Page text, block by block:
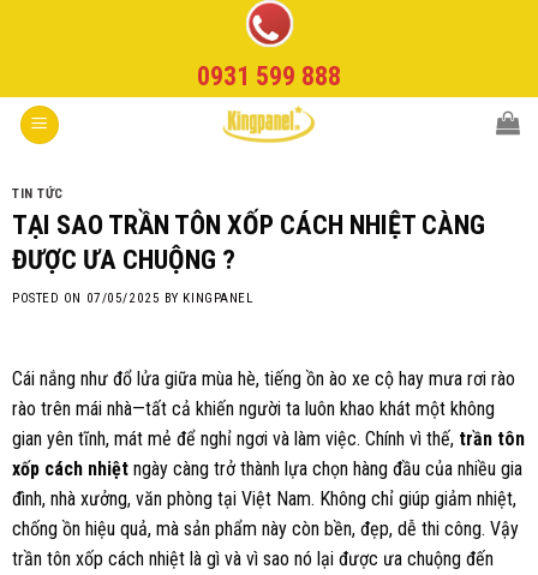
0931 599 888
TIN TỨC
TẠI SAO TRẦN TÔN XỐP CÁCH NHIỆT CÀNG
ĐƯỢC ƯA CHUỘNG ?
POSTED ON 07/05/2025 BY KINGPANEL
Cái nắng như đổ lửa giữa mùa hè, tiếng ồn ào xe cộ hay mưa rơi rào
rào trên mái nhà—tất cả khiến người ta luôn khao khát một không
gian yên tĩnh, mát mẻ để nghỉ ngơi và làm việc. Chính vì thế, trần tôn
xốp cách nhiệt ngày càng trở thành lựa chọn hàng đầu của nhiều gia
đình, nhà xưởng, văn phòng tại Việt Nam. Không chỉ giúp giảm nhiệt,
chống ồn hiệu quả, mà sản phẩm này còn bền, đẹp, dễ thi công. Vậy
trần tôn xốp cách nhiệt là gì và vì sao nó lại được ưa chuộng đến